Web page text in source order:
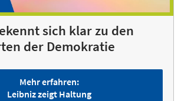
sich klar zu den
der Demokratie
Mehr erfahren:
Leibniz zeigt Haltung